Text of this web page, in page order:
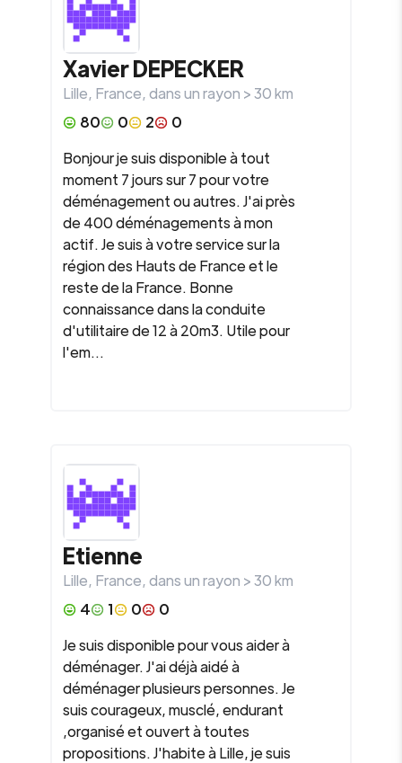
XavierDEPECKER
Lille, France, dans un rayon >30km
80
0 2
0
Bonjour je suis disponible à tout
moment 7 jours sur 7 pour votre
déménagement ou autres. J'ai près
de 400 déménagements à mon
actif. Je suis à votre service sur la
région des Hauts de France et le
reste de la France. Bonne
connaissance dans la conduite
d'utilitaire de 12 à 20m3. Utile pour
l'em...
Etienne
Lille, France, dans un rayon >30km
4
1 0
0
Je suis disponible pour vous aider à
déménager. J'ai déjà aidé à
déménager plusieurs personnes. Je
suis courageux, musclé, endurant
,organisé et ouvert à toutes
propositions. J'habite à Lille, je suis